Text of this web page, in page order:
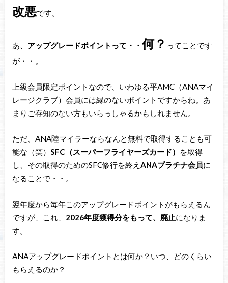
改悪です。
あ、 アップグレードポイントって・・何？ ってことです
が・・。
上級会員限定ポイントなので、いわゆる平AMC（ANAマイ
レージクラブ）会員には縁のないポイントですからね。あ
まりご存知のない方もいらっしゃるかもしれません。
ただ、ANA陸マイラーならなんと無料で取得することも可
能な（笑） SFC（スーパーフライヤーズカード）
を取得
し、その取得のためのSFC修行を終え ANAプラチナ会員に
なることで・・。
翌年度から毎年このアップグレードポイントがもらえるん
ですが、これ、 2026年度獲得分をもって、廃止になりま
す。
ANAアップグレードポイントとは何か？いつ、どのくらい
もらえるのか？